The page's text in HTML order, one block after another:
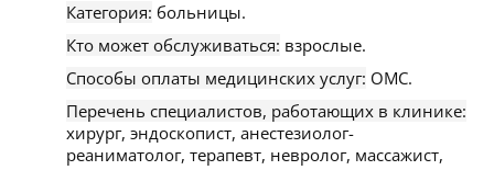
Категория: больницы.
Кто может обслуживаться: взрослые.
Способы оплаты медицинских услуг: ОМС.
Перечень специалистов, работающих в клинике:
хирург, эндоскопист, анестезиолог-
реаниматолог, терапевт, невролог, массажист,